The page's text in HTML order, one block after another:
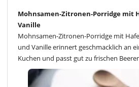
Mohnsamen-Zitronen-Porridge mit
Vanille
Mohnsamen-Zitronen-Porridge mit
und Vanille erinnert geschmacklich an
Kuchen und passt gut zu frischen